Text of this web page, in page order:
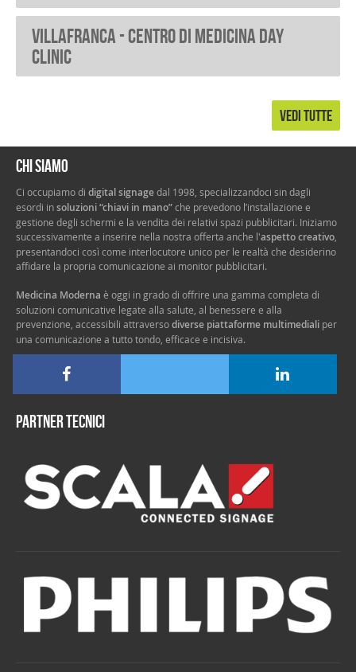
VILLAFRANCA - Centro di medicina Day
Clinic
VEDI TUTTE
Chi siamo
Ci occupiamo di digital signagedal 1998, specializzandoci sin dagli
esordi insoluzioni “chiavi in mano”che prevedono l’installazione e
gestione degli schermi e la vendita dei relativi spazi pubblicitari. Iniziamo
successivamente a inserire nella nostra offerta anche l'aspetto creativo
presentandoci così come interlocutore unico per le realtà che desiderino
affidare la propria comunicazione ai monitor pubblicitari.
Medicina Moderna è oggi in grado di offrire una gamma completa di
soluzioni comunicative legate alla salute, al benessere e alla
prevenzione, accessibili attraversodiverse piattaforme multimediali per
una comunicazione a tutto tondo, efficace e incisiva.
Partner tecnici